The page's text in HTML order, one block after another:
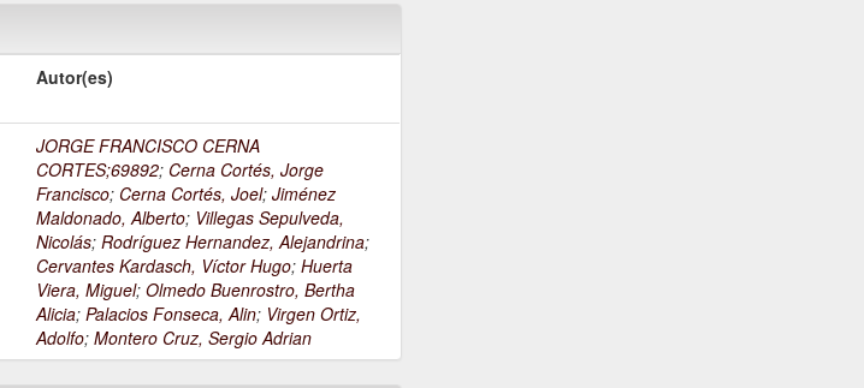
Autor(es)
JORGE FRANCISCO CERNA
CORTES;69892; Cerna Cortés, Jorge
Francisco; Cerna Cortés, Joel;Jiménez
Maldonado, Alberto; Villegas Sepulveda,
Nicolás;Rodríguez Hernandez, Alejandrina;
Cervantes Kardasch, Víctor Hugo;Huerta
Viera, Miguel;Olmedo Buenrostro, Bertha
Alicia;Palacios Fonseca, Alin; Virgen Ortiz,
Adolfo;Montero Cruz, Sergio Adrian